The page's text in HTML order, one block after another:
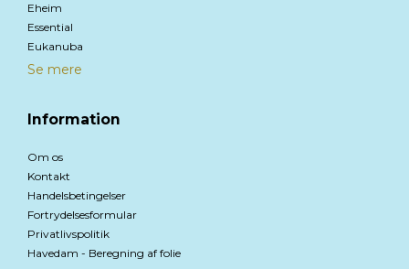
Eheim
Essential
Eukanuba
Se mere
Information
Om os
Kontakt
Handelsbetingelser
Fortrydelsesformular
Privatlivspolitik
Havedam - Beregning af folie